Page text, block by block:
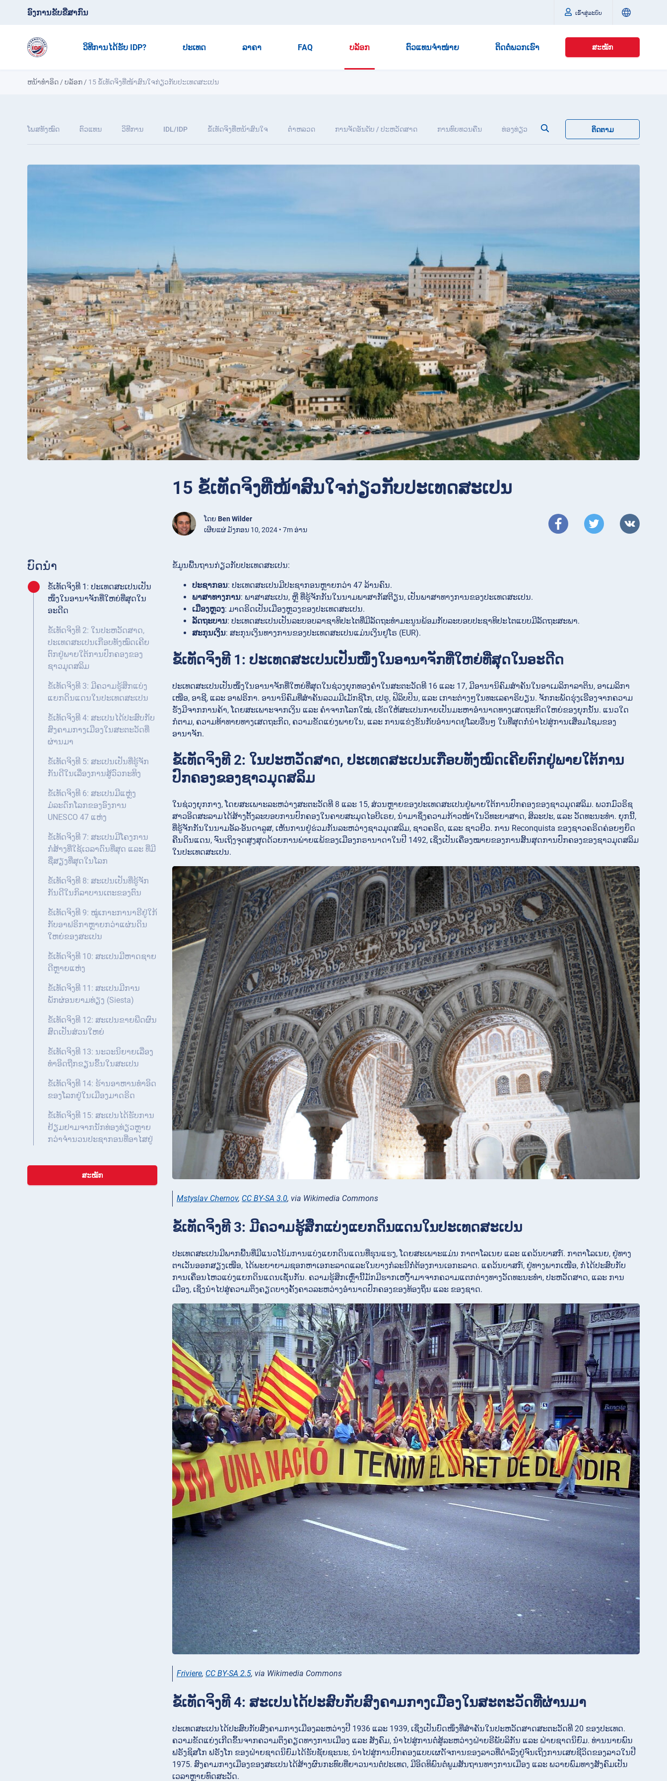
ອົງການຂັບຂີ່ສາກົນ ເຂົ້າສູ່ລະບົບ
ວິທີການໄດ້ຮັບ IDP? ປະເທດ ລາຄາ FAQ ບລັອກ ຕົວແທນຈໍາໜ່າຍ ຕິດຕໍ່ພວກເຮົາ ສະໝັກ
ຫນ້າທໍາອິດ /ບລັອກ / 15 ຂໍ້ເທັດຈິງທີ່ໜ້າສົນໃຈກ່ຽວກັບປະເທດສະເປນ
ໂພສທັງໝົດ ຕົວແທນ ວິທີການ IDL/IDP ຂໍ້ເທັດຈິງທີ່ຫນ້າສົນໃຈ ຕໍາຫລວດ ການຈັດອັນດັບ / ປະຫວັດສາດ ການທົບທວນຄືນ ທ່ອງ​ທ່ຽວ ຕິດຕາມ
15 ຂໍ້ເທັດຈິງທີ່ໜ້າສົນໃຈກ່ຽວກັບປະເທດສະເປນ
ໂດຍ Ben Wilder
ເຜີຍແຜ່ ມັງກອນ 10, 2024 • 7m ອ່ານ
ບົດນໍາ
ຂໍ້ເທັດຈິງທີ 1: ປະເທດສະເປນເປັນ
ໜຶ່ງໃນອານາຈັກທີ່ໃຫຍ່ທີ່ສຸດໃນ
ອະດີດ
ຂໍ້ເທັດຈິງທີ 2: ໃນປະຫວັດສາດ,
ປະເທດສະເປນເກືອບທັງໝົດເຄີຍ
ຕົກຢູ່ພາຍໃຕ້ການປົກຄອງຂອງ
ຊາວມຸດສລິມ
ຂໍ້ເທັດຈິງທີ 3: ມີຄວາມຮູ້ສຶກແບ່ງ
ແຍກດິນແດນໃນປະເທດສະເປນ
ຂໍ້ເທັດຈິງທີ 4: ສະເປນໄດ້ປະສົບກັບ
ສົງຄາມກາງເມືອງໃນສະຕະວັດທີ່
ຜ່ານມາ
ຂໍ້ເທັດຈິງທີ 5: ສະເປນເປັນທີ່ຮູ້ຈັກ
ກັນດີໃນເລື່ອງການສູ້ວົວກະທິງ
ຂໍ້ເທັດຈິງທີ 6: ສະເປນມີແຫຼ່ງ
ມໍລະດົກໂລກຂອງອົງການ
UNESCO 47 ແຫ່ງ
ຂໍ້ເທັດຈິງທີ 7: ສະເປນມີໂຄງການ
ກໍ່ສ້າງທີ່ໃຊ້ເວລາດົນທີ່ສຸດ ແລະ ທີ່ມີ
ຊື່ສຽງທີ່ສຸດໃນໂລກ
ຂໍ້ເທັດຈິງທີ 8: ສະເປນເປັນທີ່ຮູ້ຈັກ
ກັນດີໃນກິລາບານເຕະຂອງຕົນ
ຂໍ້ເທັດຈິງທີ 9: ໝູ່ເກາະການາຣີຢູ່ໃກ້
ກັບອາຟຣິກາຫຼາຍກວ່າແຜ່ນດິນ
ໃຫຍ່ຂອງສະເປນ
ຂໍ້ເທັດຈິງທີ 10: ສະເປນມີຫາດຊາຍ
ດີຫຼາຍແຫ່ງ
ຂໍ້ເທັດຈິງທີ 11: ສະເປນມີການ
ພັກຜ່ອນຍາມທ່ຽງ (Siesta)
ຂໍ້ເທັດຈິງທີ 12: ສະເປນຂາຍພືດຜົນ
ສົດເປັນສ່ວນໃຫຍ່
ຂໍ້ເທັດຈິງທີ 13: ນະວະນິຍາຍເລື່ອງ
ທຳອິດຖືກຂຽນຂຶ້ນໃນສະເປນ
ຂໍ້ເທັດຈິງທີ 14: ຮ້ານອາຫານທຳອິດ
ຂອງໂລກຢູ່ໃນເມືອງມາດຣິດ
ຂໍ້ເທັດຈິງທີ 15: ສະເປນໄດ້ຮັບການ
ຢ້ຽມຢາມຈາກນັກທ່ອງທ່ຽວຫຼາຍ
ກວ່າຈຳນວນປະຊາກອນທີ່ອາໄສຢູ່
ສະໝັກ
ຂໍ້ມູນພື້ນຖານກ່ຽວກັບປະເທດສະເປນ:
ປະຊາກອນ: ປະເທດສະເປນມີປະຊາກອນຫຼາຍກວ່າ 47 ລ້ານຄົນ.
ພາສາທາງການ: ພາສາສະເປນ, ຫຼື ທີ່ຮູ້ຈັກກັນໃນນາມພາສາກັສຕີຽນ, ເປັນພາສາທາງການຂອງປະເທດສະເປນ.
ເມືອງຫຼວງ: ມາດຣິດເປັນເມືອງຫຼວງຂອງປະເທດສະເປນ.
ລັດຖະບານ: ປະເທດສະເປນເປັນລະບອບລາຊາທິປະໄຕທີ່ມີລັດຖະທຳມະນູນພ້ອມກັບລະບອບປະຊາທິປະໄຕແບບມີລັດຖະສະພາ.
ສະກຸນເງິນ: ສະກຸນເງິນທາງການຂອງປະເທດສະເປນແມ່ນເງິນຢູໂຣ (EUR).
ຂໍ້ເທັດຈິງທີ 1: ປະເທດສະເປນເປັນໜຶ່ງໃນອານາຈັກທີ່ໃຫຍ່ທີ່ສຸດໃນອະດີດ
ປະເທດສະເປນເປັນໜຶ່ງໃນອານາຈັກທີ່ໃຫຍ່ທີ່ສຸດໃນຊ່ວງຍຸກທອງຄຳໃນສະຕະວັດທີ 16 ແລະ 17, ມີອານານິຄົມສຳຄັນໃນອາເມລິກາລາຕິນ, ອາເມລິກາ
ເໜືອ, ອາຊີ, ແລະ ອາຟຣິກາ. ອານານິຄົມທີ່ສຳຄັນລວມມີເມັກຊິໂກ, ເປຣູ, ຟິລິບປິນ, ແລະ ເກາະຕ່າງໆໃນທະເລຄາຣິບຽນ. ຈັກກະພັດຮຸ່ງເຮືອງຈາກຄວາມ
ຮັ່ງມີຈາກການຄ້າ, ໂດຍສະເພາະຈາກເງິນ ແລະ ຄຳຈາກໂລກໃໝ່, ເຮັດໃຫ້ສະເປນກາຍເປັນມະຫາອຳນາດທາງເສດຖະກິດໃຫຍ່ຂອງຍຸກນັ້ນ. ແນວໃດ
ກໍຕາມ, ຄວາມທ້າທາຍທາງເສດຖະກິດ, ຄວາມຂັດແຍ່ງພາຍໃນ, ແລະ ການແຂ່ງຂັນກັບອຳນາດຢູໂລບອື່ນໆ ໃນທີ່ສຸດກໍ່ນຳໄປສູ່ການເສື່ອມໂຊມຂອງ
ອານາຈັກ.
ຂໍ້ເທັດຈິງທີ 2: ໃນປະຫວັດສາດ, ປະເທດສະເປນເກືອບທັງໝົດເຄີຍຕົກຢູ່ພາຍໃຕ້ການ
ປົກຄອງຂອງຊາວມຸດສລິມ
ໃນຊ່ວງຍຸກກາງ, ໂດຍສະເພາະລະຫວ່າງສະຕະວັດທີ 8 ແລະ 15, ສ່ວນຫຼາຍຂອງປະເທດສະເປນຢູ່ພາຍໃຕ້ການປົກຄອງຂອງຊາວມຸດສລິມ. ພວກມົວຣິຊ
ສາວອິດສະລາມໄດ້ສ້າງຕັ້ງລະບອບການປົກຄອງໃນຄາບສະມຸດໄອບີເຣຍ, ນຳມາຊຶ່ງຄວາມກ້າວໜ້າໃນວິທະຍາສາດ, ສິລະປະ, ແລະ ວັດທະນະທຳ. ຍຸກນີ້,
ທີ່ຮູ້ຈັກກັນໃນນາມອັລ-ອັນດາລູສ, ເຫັນການຢູ່ຮ່ວມກັນລະຫວ່າງຊາວມຸດສລິມ, ຊາວຄຣິດ, ແລະ ຊາວຢິວ. ການ Reconquista ຂອງຊາວຄຣິດຄ່ອຍໆຍຶດ
ຄືນດິນແດນ, ຈົນເຖິງຈຸດສູງສຸດດ້ວຍການພ່າຍແພ້ຂອງເມືອງກຣານາດາໃນປີ 1492, ເຊິ່ງເປັນເຄື່ອງໝາຍຂອງການສິ້ນສຸດການປົກຄອງຂອງຊາວມຸດສລິມ
ໃນປະເທດສະເປນ.
Mstyslav Chernov, CC BY-SA 3.0, via Wikimedia Commons
ຂໍ້ເທັດຈິງທີ 3: ມີຄວາມຮູ້ສຶກແບ່ງແຍກດິນແດນໃນປະເທດສະເປນ
ປະເທດສະເປນມີພາກພື້ນທີ່ມີແນວໂນ້ມການແບ່ງແຍກດິນແດນທີ່ຮຸນແຮງ, ໂດຍສະເພາະແມ່ນ ກາຕາໂລເນຍ ແລະ ແຄວ້ນບາສກ໌. ກາຕາໂລເນຍ, ຢູ່ທາງ
ຕາເວັນອອກສຽງເໜືອ, ໄດ້ພະຍາຍາມຊອກຫາເອກະລາດແລະໃນບາງກໍລະນີກໍ່ຕ້ອງການເອກະລາດ. ແຄວ້ນບາສກ໌, ຢູ່ທາງພາກເໜືອ, ກໍ່ໄດ້ປະສົບກັບ
ການເຄື່ອນໄຫວແບ່ງແຍກດິນແດນເຊັ່ນກັນ. ຄວາມຮູ້ສຶກເຫຼົ່ານີ້ມັກມີຮາກເຫງົ້າມາຈາກຄວາມແຕກຕ່າງທາງວັດທະນະທຳ, ປະຫວັດສາດ, ແລະ ການ
ເມືອງ, ເຊິ່ງນຳໄປສູ່ຄວາມຕຶງຄຽດບາງຄັ້ງຄາວລະຫວ່າງອຳນາດປົກຄອງຂອງທ້ອງຖິ່ນ ແລະ ຂອງຊາດ.
Friviere, CC BY-SA 2.5, via Wikimedia Commons
ຂໍ້ເທັດຈິງທີ 4: ສະເປນໄດ້ປະສົບກັບສົງຄາມກາງເມືອງໃນສະຕະວັດທີ່ຜ່ານມາ
ປະເທດສະເປນໄດ້ປະສົບກັບສົງຄາມກາງເມືອງລະຫວ່າງປີ 1936 ແລະ 1939, ເຊິ່ງເປັນບົດໜຶ່ງທີ່ສຳຄັນໃນປະຫວັດສາດສະຕະວັດທີ 20 ຂອງປະເທດ.
ຄວາມຂັດແຍ່ງເກີດຂຶ້ນຈາກຄວາມຕຶງຄຽດທາງການເມືອງ ແລະ ສັງຄົມ, ນຳໄປສູ່ການຕໍ່ສູ້ລະຫວ່າງຝ່າຍຣີພັບລິກັນ ແລະ ຝ່າຍຊາດນິຍົມ. ທ່ານນາຍພົນ
ຟຣັງຊິສໂກ ຟຣັງໂກ ຂອງຝ່າຍຊາດນິຍົມໄດ້ຮັບຊັຍຊະນະ, ນຳໄປສູ່ການປົກຄອງແບບເຜດັຈການຂອງລາວທີ່ດຳລົງຢູ່ຈົນເຖິງການເສຍຊີວິດຂອງລາວໃນປີ
1975. ສົງຄາມກາງເມືອງຂອງສະເປນໄດ້ສ້າງຜົນກະທົບທີ່ຍາວນານຕໍ່ປະເທດ, ມີອິດທິພົນຕໍ່ພູມສັນຖານທາງການເມືອງ ແລະ ພວາຍພົມທາງສັງຄົມເປັນ
ເວລາຫຼາຍທົດສະວັດ.